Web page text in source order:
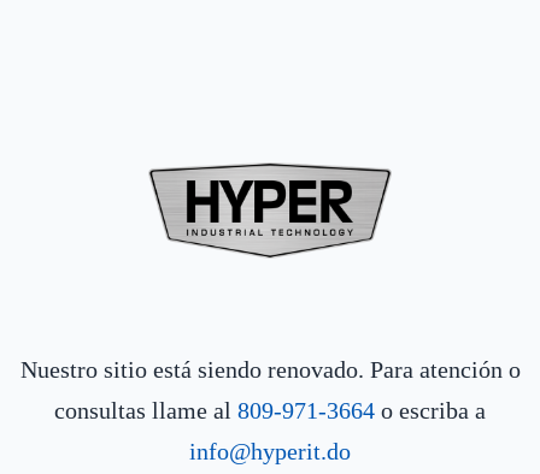
Nuestro sitio está siendo renovado. Para atención o
consultas llame al 809-971-3664 o escriba a
info@hyperit.do